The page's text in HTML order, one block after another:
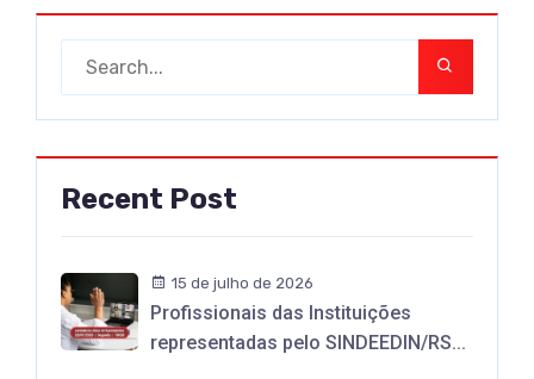
Recent Post
15 de julho de 2026
Profissionais das Instituições
representadas pelo SINDEEDIN/RS...